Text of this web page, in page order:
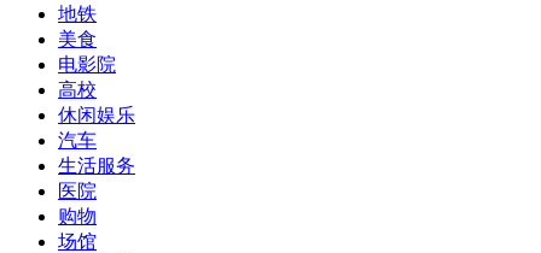
地铁
美食
电影院
高校
休闲娱乐
汽车
生活服务
医院
购物
场馆